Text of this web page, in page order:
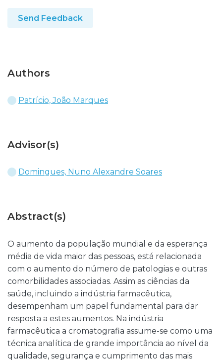
Send Feedback
Authors
Patrício, João Marques
Advisor(s)
Domingues, Nuno Alexandre Soares
Abstract(s)
O aumento da população mundial e da esperança
média de vida maior das pessoas, está relacionada
com o aumento do número de patologias e outras
comorbilidades associadas. Assim as ciências da
saúde, incluindo a indústria farmacêutica,
desempenham um papel fundamental para dar
resposta a estes aumentos. Na indústria
farmacêutica a cromatografia assume-se como uma
técnica analítica de grande importância ao nível da
qualidade, segurança e cumprimento das mais